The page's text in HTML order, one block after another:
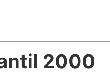
2000